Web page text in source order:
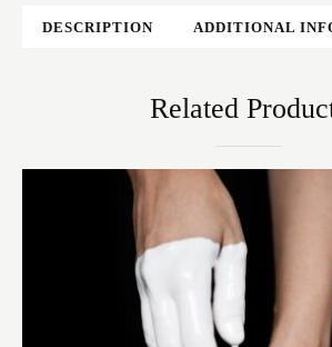
DESCRIPTION ADDITIONAL
Related